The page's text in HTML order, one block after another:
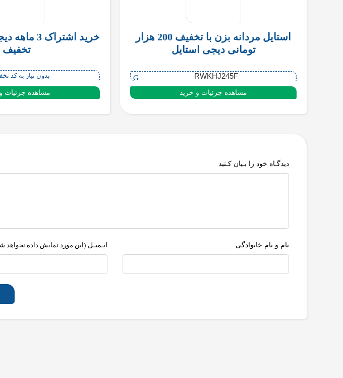
استایل مردانه بزن با تخفیف 200 هزار
تومانی دیجی استایل
RWKHJ245F
مشاهده جزئیات و خرید
تخفیف
بدون نیاز به کد
مشاهده جزئیات
دیدگـاه خود را بـیان کـنید
نام و نام خانوادگی ایـمیـل (این مورد نمایش داده نخواهد